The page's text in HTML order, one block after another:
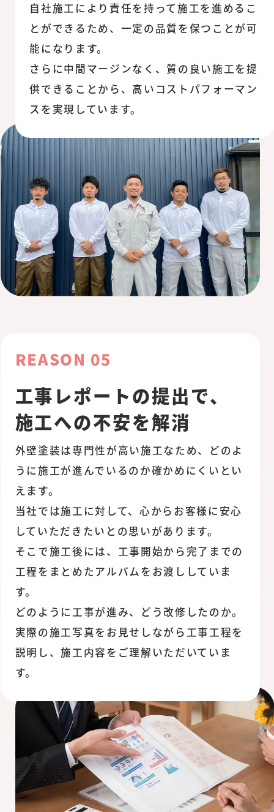
自社施工により責任を持って施工を進めるこ
とができるため、一定の品質を保つことが可
能になります。
さらに中間マージンなく、質の良い施工を提
供できることから、高いコストパフォーマン
スを実現しています。
REASON 05
工事レポートの提出で、
施工への不安を解消
外壁塗装は専門性が高い施工なため、どのよ
うに施工が進んでいるのか確かめにくいとい
えます。
当社では施工に対して、心からお客様に安心
していただきたいとの思いがあります。
そこで施工後には、工事開始から完了までの
工程をまとめたアルバムをお渡ししていま
す。
どのように工事が進み、どう改修したのか。
実際の施工写真をお見せしながら工事工程を
説明し、施工内容をご理解いただいていま
す。